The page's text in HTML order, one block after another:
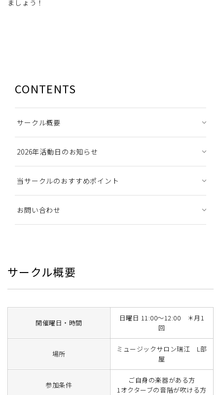
ましょう！
CONTENTS
サークル概要
2026年活動日のお知らせ
当サークルのおすすめポイント
お問い合わせ
サークル概要
開催曜日・時間
日曜日 11:00～12:00 ＊月1
回
場所
ミュージックサロン瑞江 L部
屋
参加条件
ご自身の楽器がある方
1オクターブの音階が吹ける方